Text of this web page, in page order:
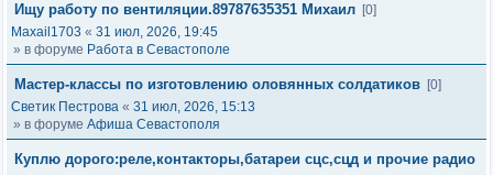
Ищу работу по вентиляции.89787635351 Михаил [0]
Maxail1703 « 31 июл, 2026, 19:45
» в форуме Работа в Севастополе
Мастер-классы по изготовлению оловянных солдатиков [0]
Светик Пестрова « 31 июл, 2026, 15:13
» в форуме Афиша Севастополя
Куплю дорого:реле,контакторы,батареи сцс,сцд и прочие радио